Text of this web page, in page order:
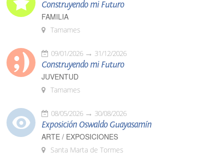
Construyendo mi Futuro
FAMILIA
Tamames
09/01/2026 31/12/2026
Construyendo mi Futuro
JUVENTUD
Tamames
08/05/2026 30/08/2026
Exposición Oswaldo Guayasamín
ARTE / EXPOSICIONES
Santa Marta de Tormes